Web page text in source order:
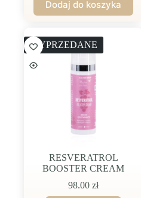
NEEDLE
SERUM
Dodaj do koszyka
WYPRZEDANE
RESVERATROL
BOOSTER CREAM
98.00 zł